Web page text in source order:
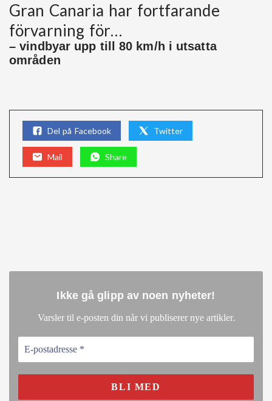
Gran Canaria har fortfarande
förvarning för…
– vindbyar upp till 80 km/h i utsatta
områden
Del på Facebook Twitter
Mail Share
Ikke gå glipp av noen nyheter!
Varsler til e-posten din når vi publiserer nye artikler.